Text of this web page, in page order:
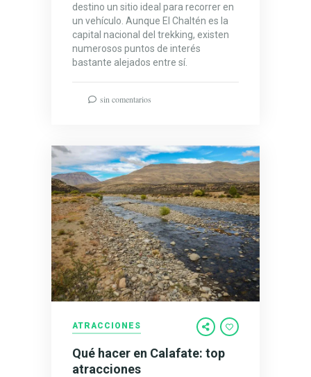
destino un sitio ideal para recorrer en
un vehículo. Aunque El Chaltén es la
capital nacional del trekking, existen
numerosos puntos de interés
bastante alejados entre sí.
sin comentarios
ATRACCIONES
Qué hacer en Calafate: top
atracciones